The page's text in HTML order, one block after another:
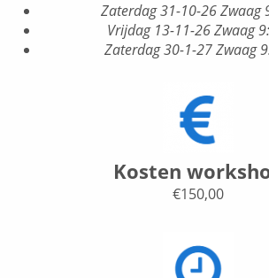
Zaterdag 31-10-26 Zwaag
Vrijdag 13-11-26 Zwaag
Zaterdag 30-1-27 Zwaag
Kosten
€150,00